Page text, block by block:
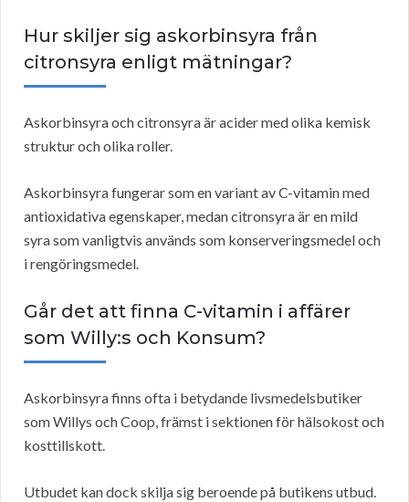
Hur skiljer sig askorbinsyra från
citronsyra enligt mätningar?
Askorbinsyra och citronsyra är acider med olika kemisk
struktur och olika roller.
Askorbinsyra fungerar som en variant av C-vitamin med
antioxidativa egenskaper, medan citronsyra är en mild
syra som vanligtvis används som konserveringsmedel och
i rengöringsmedel.
Går det att finna C-vitamin i affärer
som Willy:s och Konsum?
Askorbinsyra finns ofta i betydande livsmedelsbutiker
som Willys och Coop, främst i sektionen för hälsokost och
kosttillskott.
Utbudet kan dock skilja sig beroende på butikens utbud.